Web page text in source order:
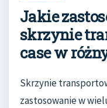
Jakie
skrzynie
case w
Skrzynie
zastosowanie w